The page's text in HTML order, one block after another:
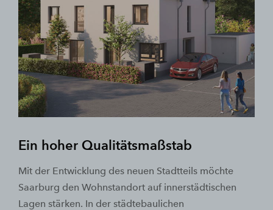
Ein hoher Qualitätsmaßstab
Mit der Entwicklung des neuen Stadtteils möchte
Saarburg den Wohnstandort auf innerstädtischen
Lagen stärken. In der städtebaulichen